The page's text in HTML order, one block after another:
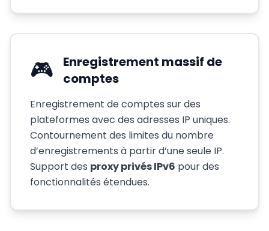
🎮
Enregistrement massif de
comptes
Enregistrement de comptes sur des
plateformes avec des adresses IP uniques.
Contournement des limites du nombre
d’enregistrements à partir d’une seule IP.
Support des proxy privés IPv6 pour des
fonctionnalités étendues.